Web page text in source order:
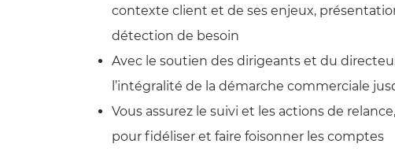
contexte client et de ses enjeux,
détection de besoin
Avec le soutien des dirigeants et du
l’intégralité de la démarche commerciale
Vous assurez le suivi et les actions de
pour fidéliser et faire foisonner les comptes